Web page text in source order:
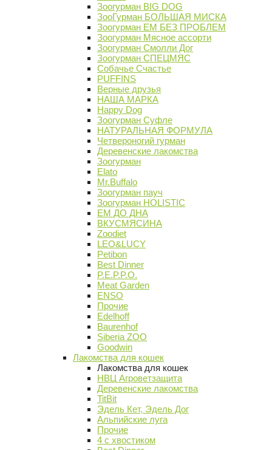
Зоогурман BIG DOG
ЗооГурман БОЛЬШАЯ МИСКА
Зоогурман ЕМ БЕЗ ПРОБЛЕМ
Зоогурман Мясное ассорти
Зоогурман Смолли Дог
Зоогурман СПЕЦМЯС
Собачье Счастье
PUFFINS
Верные друзья
НАША МАРКА
Happy Dog
Зоогурман Суфле
НАТУРАЛЬНАЯ ФОРМУЛА
Четвероногий гурман
Деревенские лакомства
Зоогурман
Elato
Mr.Buffalo
Зоогурман пауч
Зоогурман HOLISTIC
ЕМ ДО ДНА
ВКУСМЯСИНА
Zoodiet
LEO&LUCY
Petibon
Best Dinner
P.E.P.P.O.
Meat Garden
ENSO
Прочие
Edelhoff
Baurenhof
Siberia ZOO
Goodwin
Лакомства для кошек
Лакомства для кошек
НВЦ Агроветзащита
Деревенские лакомства
TitBit
Эдель Кет, Эдель Дог
Альпийские луга
Прочие
4 с хвостиком